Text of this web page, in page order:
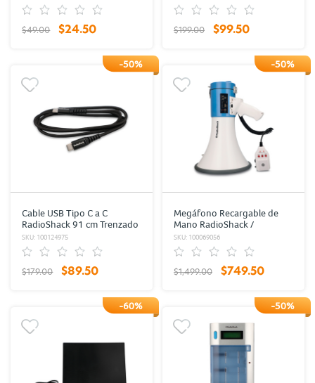
$49.00 $24.50 $199.00 $99.50
-50%
Cable USB Tipo C a C
RadioShack 91 cm Trenzado
Negro
SKU: 100124975
$179.00 $89.50
-50%
Megáfono Recargable de
Mano RadioShack /
USB/SD/Auxiliar / Blanco con
azul
SKU: 100069056
$1,499.00 $749.50
-60% -50%